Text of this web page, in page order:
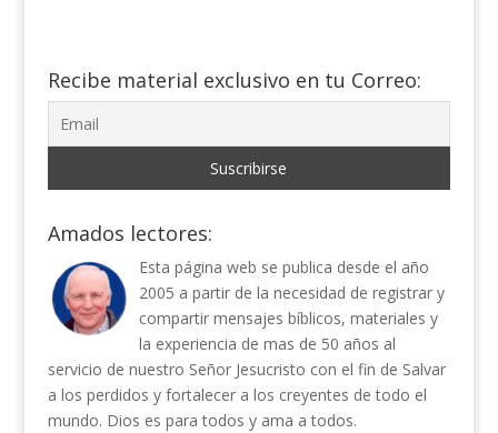
Recibe material exclusivo en tu Correo:
Amados lectores:
Esta página web se publica desde el año
2005 a partir de la necesidad de registrar y
compartir mensajes bíblicos, materiales y
la experiencia de mas de 50 años al
servicio de nuestro Señor Jesucristo con el fin de Salvar
a los perdidos y fortalecer a los creyentes de todo el
mundo. Dios es para todos y ama a todos.